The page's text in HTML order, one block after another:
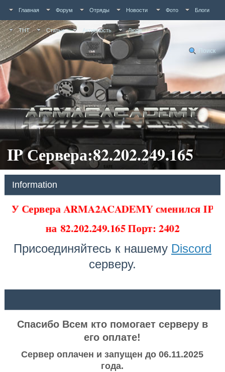
Главная Форум Отряды Новости Фото Блоги
ТНТ Статьи Активность Люди
Поиск
IP Сервера:82.202.249.165
Information
У Сервера ARMA2ACADEMY сменился IP
на 82.202.249.165 Порт: 2402
Присоединяйтесь к нашему Discord
серверу.
Спасибо Всем кто помогает серверу в
его оплате!
Сервер оплачен и запущен до 06.11.2025
года.